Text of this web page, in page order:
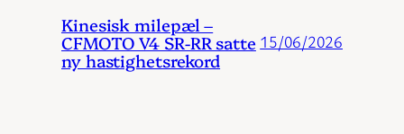
Kinesisk milepæl –
CFMOTO V4 SR-RR satte
ny hastighetsrekord
15/06/2026